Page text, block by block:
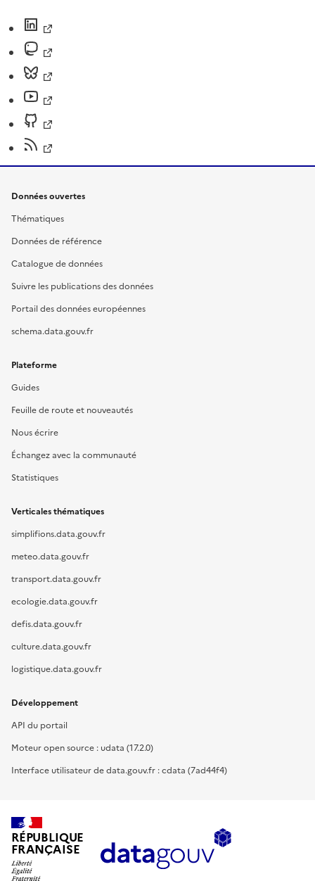
Données ouvertes
Thématiques
Données de référence
Catalogue de données
Suivre les publications des données
Portail des données européennes
schema.data.gouv.fr
Plateforme
Guides
Feuille de route et nouveautés
Nous écrire
Échangez avec la communauté
Statistiques
Verticales thématiques
simplifions.data.gouv.fr
meteo.data.gouv.fr
transport.data.gouv.fr
ecologie.data.gouv.fr
defis.data.gouv.fr
culture.data.gouv.fr
logistique.data.gouv.fr
Développement
API du portail
Moteur open source : udata (17.2.0)
Interface utilisateur de data.gouv.fr : cdata (7ad44f4)
RÉPUBLIQUE
FRANÇAISE